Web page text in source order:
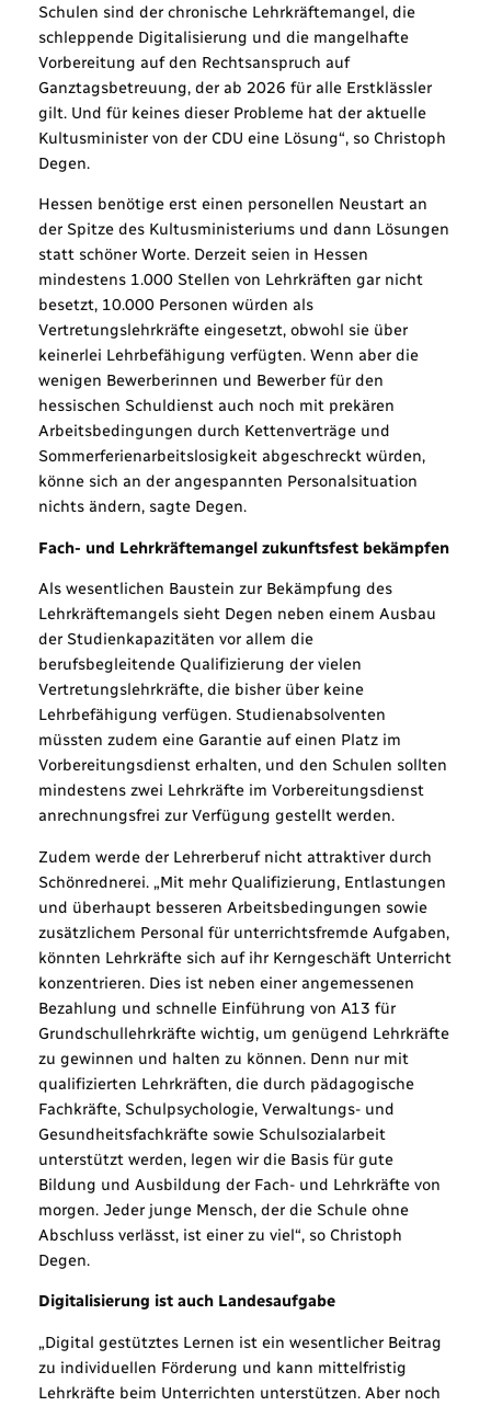
Schulen sind der chronische Lehrkräftemangel, die
schleppende Digitalisierung und die mangelhafte
Vorbereitung auf den Rechtsanspruch auf
Ganztagsbetreuung, der ab 2026 für alle Erstklässler
gilt. Und für keines dieser Probleme hat der aktuelle
Kultusminister von der CDU eine Lösung“, so Christoph
Degen.
Hessen benötige erst einen personellen Neustart an
der Spitze des Kultusministeriums und dann Lösungen
statt schöner Worte. Derzeit seien in Hessen
mindestens 1.000 Stellen von Lehrkräften gar nicht
besetzt, 10.000 Personen würden als
Vertretungslehrkräfte eingesetzt, obwohl sie über
keinerlei Lehrbefähigung verfügten. Wenn aber die
wenigen Bewerberinnen und Bewerber für den
hessischen Schuldienst auch noch mit prekären
Arbeitsbedingungen durch Kettenverträge und
Sommerferienarbeitslosigkeit abgeschreckt würden,
könne sich an der angespannten Personalsituation
nichts ändern, sagte Degen.
Fach- und Lehrkräftemangel zukunftsfest bekämpfen
Als wesentlichen Baustein zur Bekämpfung des
Lehrkräftemangels sieht Degen neben einem Ausbau
der Studienkapazitäten vor allem die
berufsbegleitende Qualifizierung der vielen
Vertretungslehrkräfte, die bisher über keine
Lehrbefähigung verfügen. Studienabsolventen
müssten zudem eine Garantie auf einen Platz im
Vorbereitungsdienst erhalten, und den Schulen sollten
mindestens zwei Lehrkräfte im Vorbereitungsdienst
anrechnungsfrei zur Verfügung gestellt werden.
Zudem werde der Lehrerberuf nicht attraktiver durch
Schönrednerei. „Mit mehr Qualifizierung, Entlastungen
und überhaupt besseren Arbeitsbedingungen sowie
zusätzlichem Personal für unterrichtsfremde Aufgaben,
könnten Lehrkräfte sich auf ihr Kerngeschäft Unterricht
konzentrieren. Dies ist neben einer angemessenen
Bezahlung und schnelle Einführung von A13 für
Grundschullehrkräfte wichtig, um genügend Lehrkräfte
zu gewinnen und halten zu können. Denn nur mit
qualifizierten Lehrkräften, die durch pädagogische
Fachkräfte, Schulpsychologie, Verwaltungs- und
Gesundheitsfachkräfte sowie Schulsozialarbeit
unterstützt werden, legen wir die Basis für gute
Bildung und Ausbildung der Fach- und Lehrkräfte von
morgen. Jeder junge Mensch, der die Schule ohne
Abschluss verlässt, ist einer zu viel“, so Christoph
Degen.
Digitalisierung ist auch Landesaufgabe
„Digital gestütztes Lernen ist ein wesentlicher Beitrag
zu individuellen Förderung und kann mittelfristig
Lehrkräfte beim Unterrichten unterstützen. Aber noch